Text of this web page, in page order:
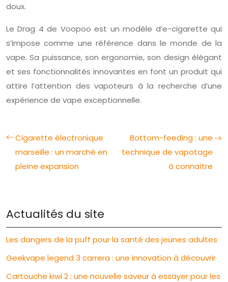
doux.
Le Drag 4 de Voopoo est un modèle d’e-cigarette qui
s’impose comme une référence dans le monde de la
vape. Sa puissance, son ergonomie, son design élégant
et ses fonctionnalités innovantes en font un produit qui
attire l’attention des vapoteurs à la recherche d’une
expérience de vape exceptionnelle.
Cigarette électronique
marseille : un marché en
pleine expansion
Bottom-feeding : une
technique de vapotage
à connaître
Actualités du site
Les dangers de la puff pour la santé des jeunes adultes
Geekvape legend 3 carrera : une innovation à découvrir
Cartouche kiwi 2 : une nouvelle saveur à essayer pour les